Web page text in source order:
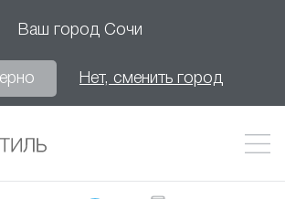
Ваш город Сочи
Нет, сменить город